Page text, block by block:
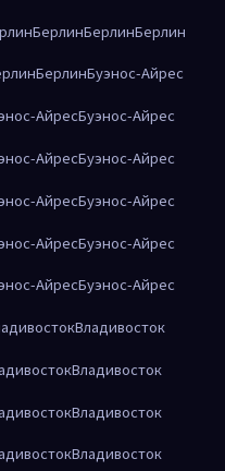
БерлинБерлинБерлин
БерлинБуэнос-Айрес
АйресБуэнос-Айрес
АйресБуэнос-Айрес
АйресБуэнос-Айрес
АйресБуэнос-Айрес
АйресБуэнос-Айрес
Владивосток
Владивосток
Владивосток
Владивосток